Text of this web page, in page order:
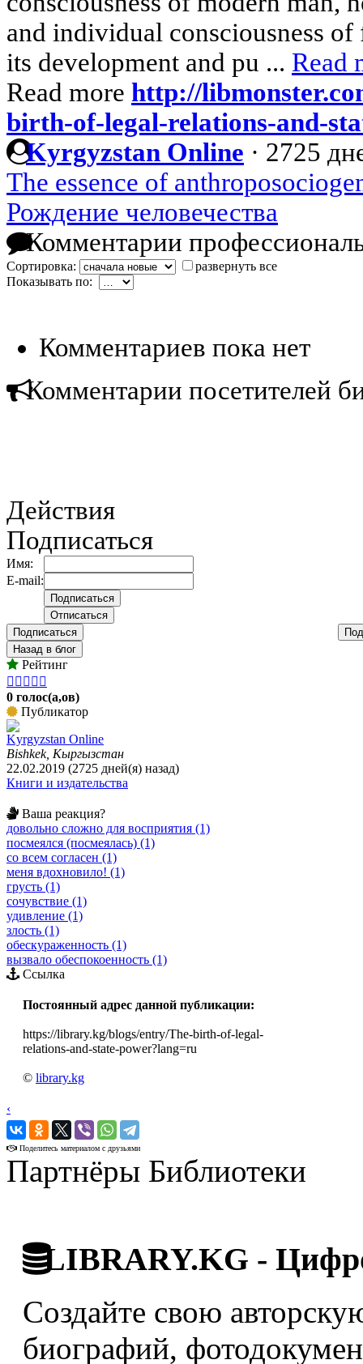
and individual consciousness
its development and pu ... Read
Read more http://
birth-of-legal-relations-and-
Kyrgyzstan Online · 2725
The essence of
Рождение человечества
Комментарии
Сортировка:
развернуть все
Показывать по:
Комментариев пока нет
Комментарии посетителей
Действия
Подписаться
Имя:
E-mail:
Подписаться
Назад в блог
Рейтинг
    
0 голос(а,ов)
Публикатор
Kyrgyzstan Online
Bishkek, Кыргызстан
22.02.2019 (2725 дней(я) назад)
Книги и издательства
Ваша реакция?
довольно сложно для восприятия (1)
посмеялся (посмеялась) (1)
со всем согласен (1)
меня вдохновило! (1)
грусть (1)
сочувствие (1)
удивление (1)
злость (1)
обескураженность (1)
вызвало обеспокоенность (1)
Ссылка
Постоянный адрес данной публикации:
https://library.kg/blogs/entry/The-birth-of-legal-
relations-and-state-power?lang=ru
© library.kg
‹
›
Поделитесь материалом с друзьями
Партнёры Библиотеки
LIBRARY.KG -
Создайте свою
биографий,